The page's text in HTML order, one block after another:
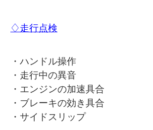
♢走行点検
・ハンドル操作
・走行中の異音
・エンジンの加速具合
・ブレーキの効き具合
・サイドスリップ